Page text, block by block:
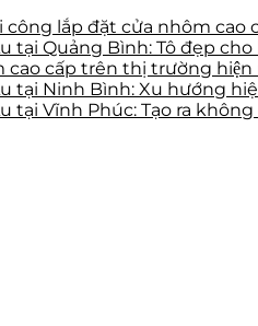
lắp đặt cửa nhôm cao
tại Quảng Bình: Tô đẹp
cao cấp trên thị trường
tại Ninh Bình: Xu hướng
tại Vĩnh Phúc: Tạo ra